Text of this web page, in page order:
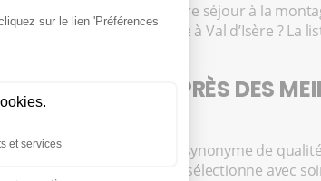
pour votre séjour à la
, à La Plagneou encore à Val d’Isère ? La
!
AUPRÈS DES
de location n’est jamais synonyme de
la vente. Chaque magasin sélectionne avec